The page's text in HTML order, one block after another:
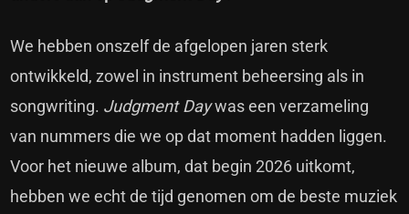
We hebben onszelf de afgelopen jaren sterk
ontwikkeld, zowel in instrument beheersing als in
songwriting. Judgment Daywas een verzameling
van nummers die we op dat moment hadden liggen.
Voor het nieuwe album, dat begin 2026 uitkomt,
hebben we echt de tijd genomen om de beste muziek